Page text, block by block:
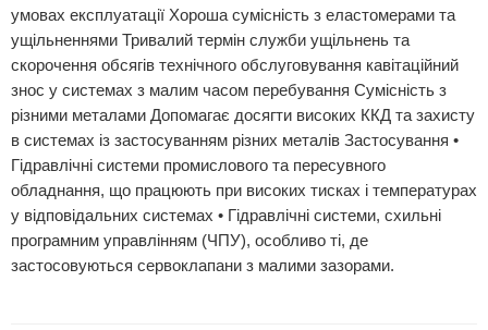
умовах експлуатації Хороша сумісність з еластомерами та
ущільненнями Тривалий термін служби ущільнень та
скорочення обсягів технічного обслуговування кавітаційний
знос у системах з малим часом перебування Сумісність з
різними металами Допомагає досягти високих ККД та захисту
в системах із застосуванням різних металів Застосування •
Гідравлічні системи промислового та пересувного
обладнання, що працюють при високих тисках і температурах
у відповідальних системах • Гідравлічні системи, схильні
програмним управлінням (ЧПУ), особливо ті, де
застосовуються сервоклапани з малими зазорами.